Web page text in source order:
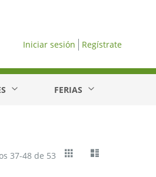
Iniciar sesión Regístrate
FERIAS
Ver
como
Cuadrícula
37-48 de 53